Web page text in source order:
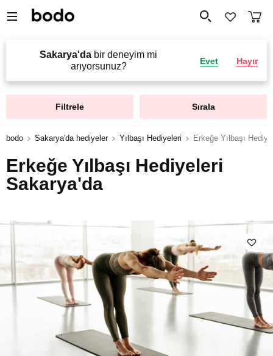
Sakarya'da bir deneyim mi
arıyorsunuz?
Evet Hayır
Filtrele Sırala
bodo Sakarya'da hediyeler Yılbaşı Hediyeleri Erkeğe Yılbaşı
Erkeğe Yılbaşı Hediyeleri
Sakarya'da